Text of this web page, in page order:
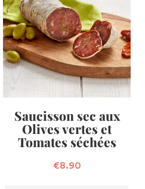
Saucisson sec aux
Olives vertes et
Tomates séchées
€8.90